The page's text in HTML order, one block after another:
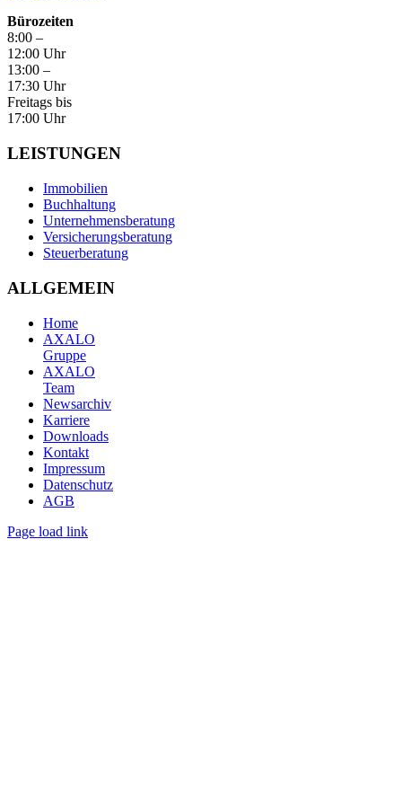
Bürozeiten
8:00 –
12:00 Uhr
13:00 –
17:30 Uhr
Freitags bis
17:00 Uhr
LEISTUNGEN
Immobilien
Buchhaltung
Unternehmensberatung
Versicherungsberatung
Steuerberatung
ALLGEMEIN
Home
AXALO
Gruppe
AXALO
Team
Newsarchiv
Karriere
Downloads
Kontakt
Impressum
Datenschutz
AGB
Page load link